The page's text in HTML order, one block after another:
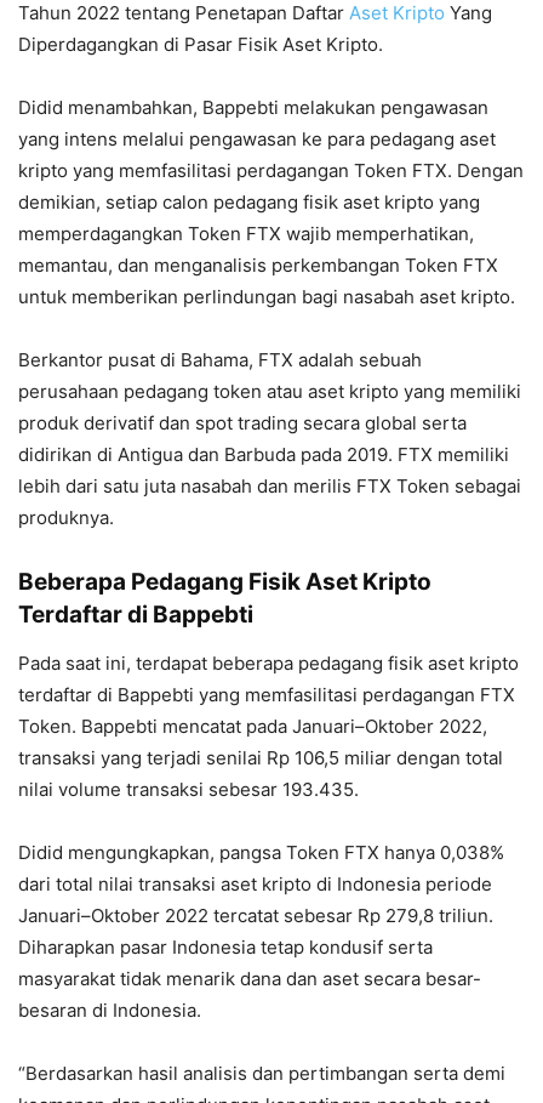
Tahun 2022 tentang Penetapan Daftar Aset Kripto Yang
Diperdagangkan di Pasar Fisik Aset Kripto.
Didid menambahkan, Bappebti melakukan pengawasan
yang intens melalui pengawasan ke para pedagang aset
kripto yang memfasilitasi perdagangan Token FTX. Dengan
demikian, setiap calon pedagang fisik aset kripto yang
memperdagangkan Token FTX wajib memperhatikan,
memantau, dan menganalisis perkembangan Token FTX
untuk memberikan perlindungan bagi nasabah aset kripto.
Berkantor pusat di Bahama, FTX adalah sebuah
perusahaan pedagang token atau aset kripto yang memiliki
produk derivatif dan spot trading secara global serta
didirikan di Antigua dan Barbuda pada 2019. FTX memiliki
lebih dari satu juta nasabah dan merilis FTX Token sebagai
produknya.
Beberapa Pedagang Fisik Aset Kripto
Terdaftar di Bappebti
Pada saat ini, terdapat beberapa pedagang fisik aset kripto
terdaftar di Bappebti yang memfasilitasi perdagangan FTX
Token. Bappebti mencatat pada Januari–Oktober 2022,
transaksi yang terjadi senilai Rp 106,5 miliar dengan total
nilai volume transaksi sebesar 193.435.
Didid mengungkapkan, pangsa Token FTX hanya 0,038%
dari total nilai transaksi aset kripto di Indonesia periode
Januari–Oktober 2022 tercatat sebesar Rp 279,8 triliun.
Diharapkan pasar Indonesia tetap kondusif serta
masyarakat tidak menarik dana dan aset secara besar-
besaran di Indonesia.
“Berdasarkan hasil analisis dan pertimbangan serta demi